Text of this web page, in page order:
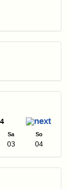
Sa So
03 04